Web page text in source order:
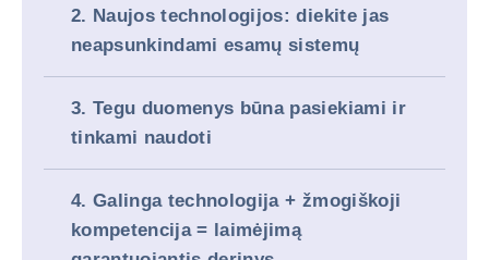
2. Naujos technologijos: diekite jas
neapsunkindami esamų sistemų
3. Tegu duomenys būna pasiekiami ir
tinkami naudoti
4. Galinga technologija + žmogiškoji
kompetencija = laimėjimą